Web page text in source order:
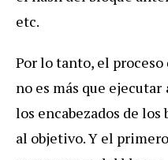
etc.
Por lo tanto, el
no es más que ejecutar
los encabezados de
al objetivo. Y el